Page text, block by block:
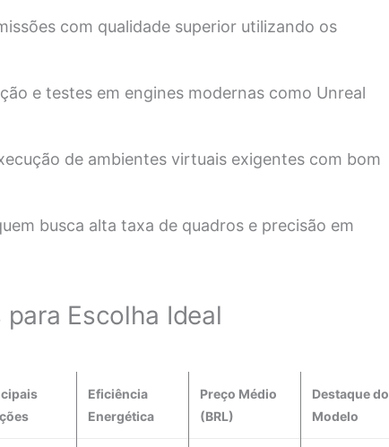
com qualidade superior utilizando os
e testes em engines modernas como Unreal
de ambientes virtuais exigentes com bom
busca alta taxa de quadros e precisão em
Escolha Ideal
Eficiência
Energética
Preço Médio
(BRL)
Destaque do
Modelo